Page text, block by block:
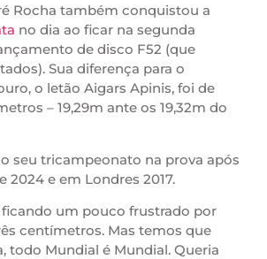
Rocha também conquistou a
no dia ao ficar na segunda
de disco F52 (que
Sua diferença para o
o letão Aigars Apinis, foi de
– 19,29m ante os 19,32m do
seu tricampeonato na prova após
2024 e em Londres 2017.
ficando um pouco frustrado por
centímetros. Mas temos que
todo Mundial é Mundial. Queria